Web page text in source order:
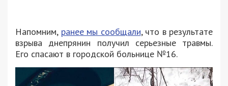
Напомним, ранее мы сообщали, что в результате
взрыва днепрянин получил серьезные травмы.
Его спасают в городской больнице №16.